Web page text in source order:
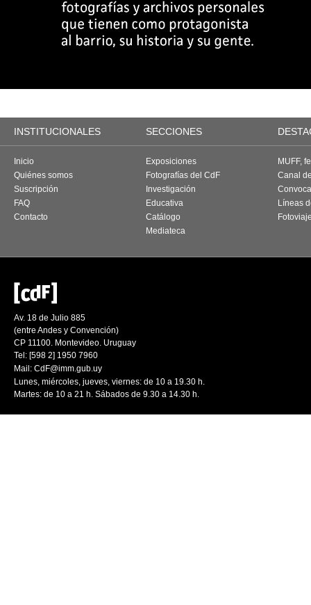
INSTITUCIONALES SECCIONES
Inicio
Quiénes somos
Suscripción
FAQ
Contacto
Exposiciones
Fotografías del CdF
Investigación
Educativa
Catálogo
Mediateca
MUFF,
Canal
Líneas
Av. 18 de Julio 885
(entre Andes y Convención)
CP 11100. Montevideo. Uruguay
Tel: [598 2] 1950 7960
Mail: CdF@imm.gub.uy
Lunes, miércoles, jueves, viernes: de 10 a 19.30 h.
Martes: de 10 a 21 h. Sábados de 9.30 a 14.30 h.